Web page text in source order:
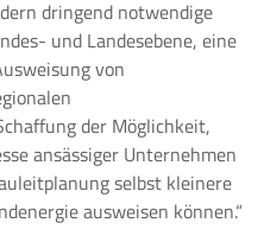
dringend notwendige
und Landesebene, eine
von
der Möglichkeit,
ansässiger Unternehmen
selbst kleinere
ausweisen können.“